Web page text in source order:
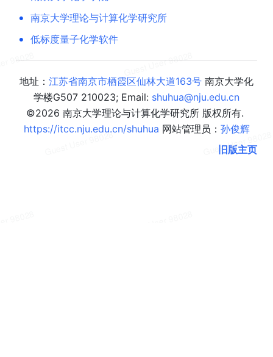
• 南京大学理论与计算化学研究所
• 低标度量子化学软件
地址： 江苏省南京市栖霞区仙林大道163号 南京大学化
学楼G507 210023; Email: shuhua@nju.edu.cn
©2026 南京大学理论与计算化学研究所 版权所有.
https://itcc.nju.edu.cn/shuhua 网站管理员： 孙俊辉
旧版主页